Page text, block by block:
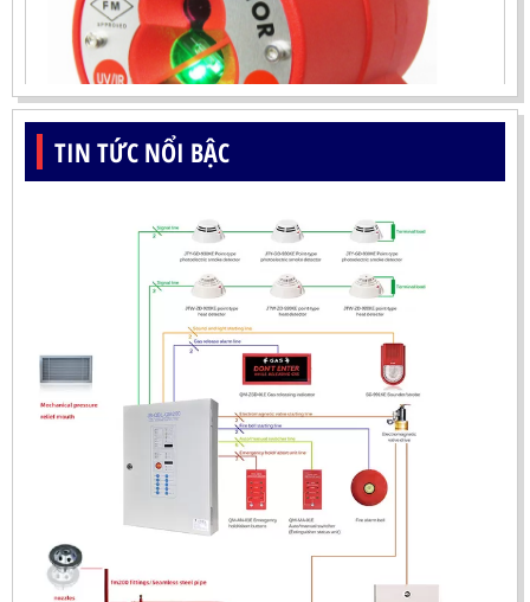
ĐẦU BÁO LỬA UV-IR CHỐNG NỔ-UX150 KOREA
LIÊN HỆ
Mã sản phẩm: UX150
TIN TỨC NỔI BẬC